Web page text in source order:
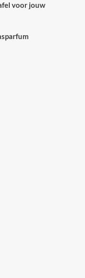
voor jouw